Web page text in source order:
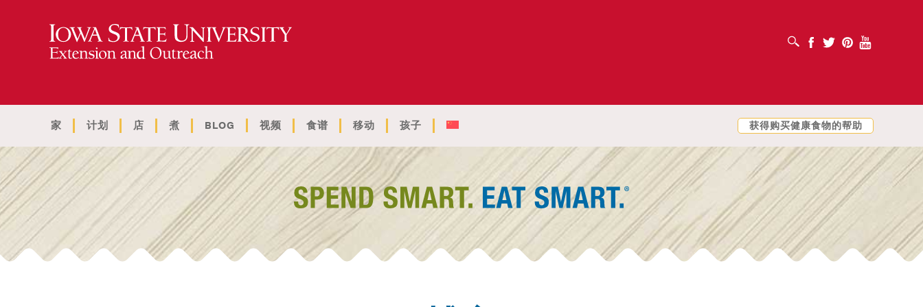
打开搜索框 Facebook
Twitter PinterestYoutube
家 计划 店 煮 BLOG 视频 食谱 移动 孩子 获得购买健康食物的帮助